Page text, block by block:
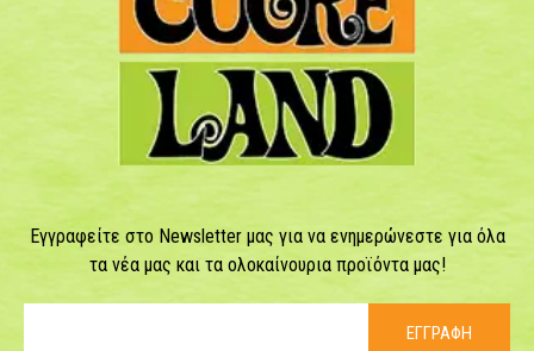
Εγγραφείτε στο Newsletter μας για να ενημερώνεστε για όλα
τα νέα μας και τα ολοκαίνουρια προϊόντα μας!
ΕΓΓΡΑΦΗ